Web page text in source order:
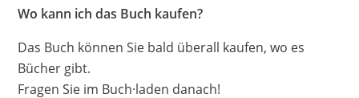
Wo kann ich das Buch kaufen?
Das Buch können Sie bald überall kaufen, wo es
Bücher gibt.
Fragen Sie im Buch·laden danach!